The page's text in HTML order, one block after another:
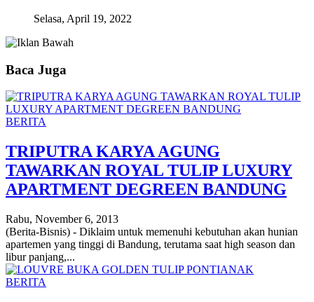
Selasa, April 19, 2022
Baca Juga
BERITA
TRIPUTRA KARYA AGUNG
TAWARKAN ROYAL TULIP LUXURY
APARTMENT DEGREEN BANDUNG
Rabu, November 6, 2013
(Berita-Bisnis) - Diklaim untuk memenuhi kebutuhan akan hunian
apartemen yang tinggi di Bandung, terutama saat high season dan
libur panjang,...
BERITA